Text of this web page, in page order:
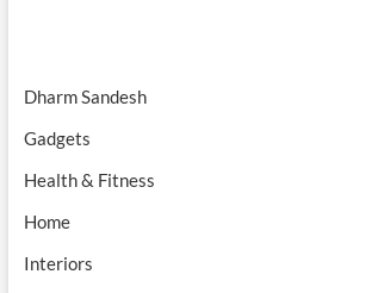
Dharm Sandesh
Gadgets
Health & Fitness
Home
Interiors